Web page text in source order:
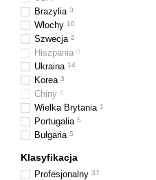
Brazylia 3
Włochy 10
Szwecja 2
Hiszpania 0
Ukraina 14
Korea 3
Chiny 0
Wielka Brytania 1
Portugalia 5
Bułgaria 5
Klasyfikacja
Profesjonalny 37